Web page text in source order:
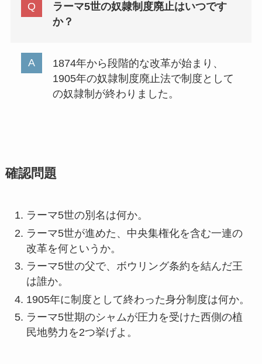
ラーマ5世の奴隷制度廃止はいつです
か？
1874年から段階的な改革が始まり、
1905年の奴隷制度廃止法で制度として
の奴隷制が終わりました。
確認問題
ラーマ5世の別名は何か。
ラーマ5世が進めた、中央集権化を含む一連の
改革を何というか。
ラーマ5世の父で、ボウリング条約を結んだ王
は誰か。
1905年に制度として終わった身分制度は何か。
ラーマ5世期のシャムが圧力を受けた西側の植
民地勢力を2つ挙げよ。